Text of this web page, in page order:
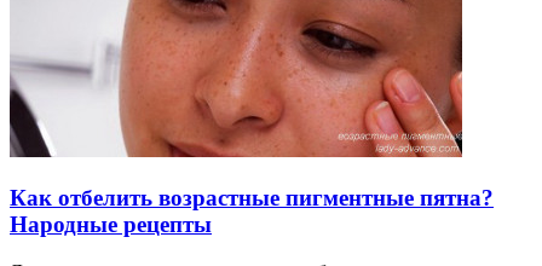
Как отбелить возрастные пигментные пятна?
Народные рецепты